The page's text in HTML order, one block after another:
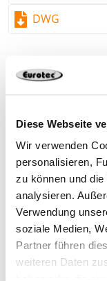
Diese Webseite
Wir verwenden
personalisieren,
zu können und
analysieren.
Verwendung
soziale Medien,
Partner führen
weiteren Daten
DWG
945339 15 x
4251314706034